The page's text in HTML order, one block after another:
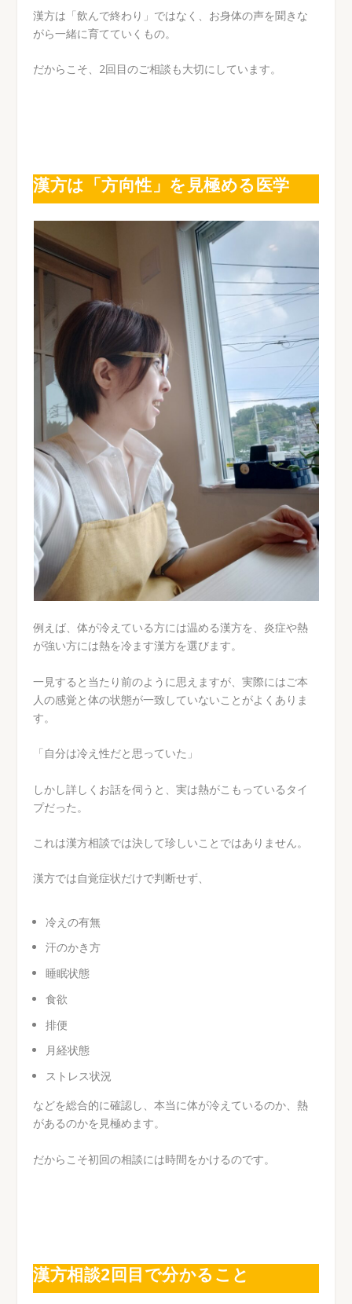
漢方は「飲んで終わり」ではなく、お身体の声を聞きな
がら一緒に育てていくもの。
だからこそ、2回目のご相談も大切にしています。
漢方は「方向性」を見極める医学
例えば、体が冷えている方には温める漢方を、炎症や熱
が強い方には熱を冷ます漢方を選びます。
一見すると当たり前のように思えますが、実際にはご本
人の感覚と体の状態が一致していないことがよくありま
す。
「自分は冷え性だと思っていた」
しかし詳しくお話を伺うと、実は熱がこもっているタイ
プだった。
これは漢方相談では決して珍しいことではありません。
漢方では自覚症状だけで判断せず、
冷えの有無
汗のかき方
睡眠状態
食欲
排便
月経状態
ストレス状況
などを総合的に確認し、本当に体が冷えているのか、熱
があるのかを見極めます。
だからこそ初回の相談には時間をかけるのです。
漢方相談2回目で分かること